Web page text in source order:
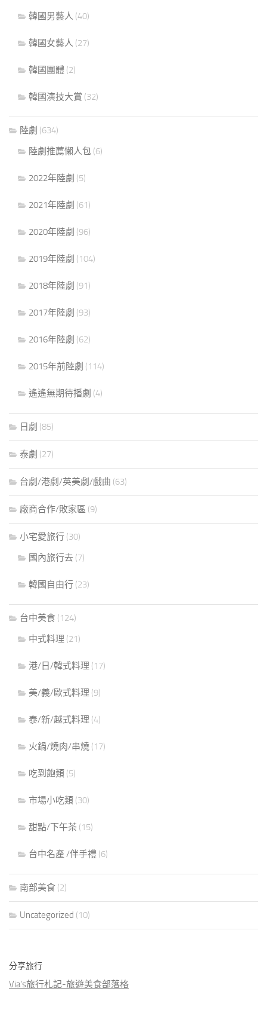
韓國男藝人 (40)
韓國女藝人 (27)
韓國團體 (2)
韓國演技大賞 (32)
陸劇 (634)
陸劇推薦懶人包 (6)
2022年陸劇 (5)
2021年陸劇 (61)
2020年陸劇 (96)
2019年陸劇 (104)
2018年陸劇 (91)
2017年陸劇 (93)
2016年陸劇 (62)
2015年前陸劇 (114)
遙遙無期待播劇 (4)
日劇 (85)
泰劇 (27)
台劇/港劇/英美劇/戲曲 (63)
廠商合作/敗家區 (9)
小宅愛旅行 (30)
國內旅行去 (7)
韓國自由行 (23)
台中美食 (124)
中式料理 (21)
港/日/韓式料理 (17)
美/義/歐式料理 (9)
泰/新/越式料理 (4)
火鍋/燒肉/串燒 (17)
吃到飽類 (5)
市場小吃類 (30)
甜點/下午茶 (15)
台中名產 /伴手禮 (6)
南部美食 (2)
Uncategorized (10)
分享旅行
Via's旅行札記-旅遊美食部落格